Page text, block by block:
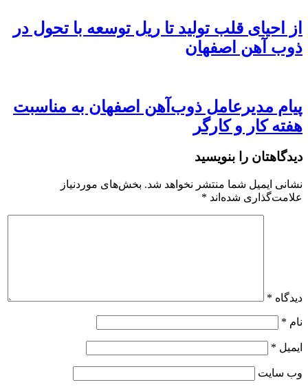
از احیای قلب تولید تا ریل توسعه با تحول در
ذوب آهن اصفهان
پیام مدیرعامل ذوب‌آهن اصفهان به مناسبت
هفته کار و کارگر
دیدگاهتان را بنویسید
نشانی ایمیل شما منتشر نخواهد شد. بخش‌های موردنیاز
علامت‌گذاری شده‌اند *
دیدگاه *
نام *
ایمیل *
وب‌ سایت